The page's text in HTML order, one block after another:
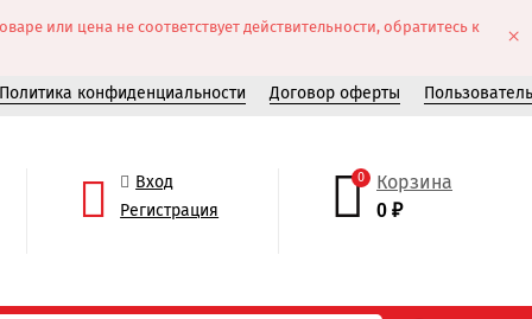
или цена не соответствует действительности, обратитесь к
×
Политика конфиденциальности Договор оферты
Вход
Регистрация
0 Корзина
0₽